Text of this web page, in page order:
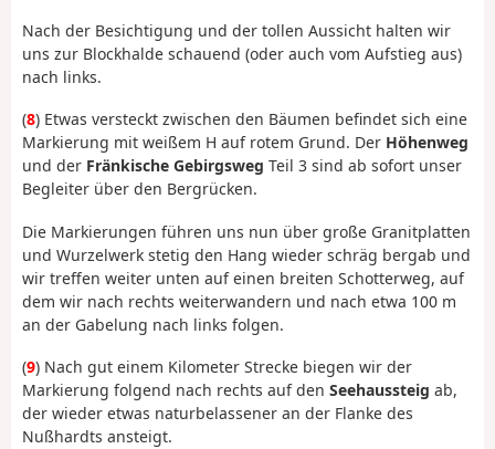
Nach der Besichtigung und der tollen Aussicht halten wir
uns zur Blockhalde schauend (oder auch vom Aufstieg aus)
nach links.
(8) Etwas versteckt zwischen den Bäumen befindet sich eine
Markierung mit weißem H auf rotem Grund. Der Höhenweg
und der Fränkische Gebirgsweg Teil 3 sind ab sofort unser
Begleiter über den Bergrücken.
Die Markierungen führen uns nun über große Granitplatten
und Wurzelwerk stetig den Hang wieder schräg bergab und
wir treffen weiter unten auf einen breiten Schotterweg, auf
dem wir nach rechts weiterwandern und nach etwa 100 m
an der Gabelung nach links folgen.
(9) Nach gut einem Kilometer Strecke biegen wir der
Markierung folgend nach rechts auf den Seehaussteig ab,
der wieder etwas naturbelassener an der Flanke des
Nußhardts ansteigt.